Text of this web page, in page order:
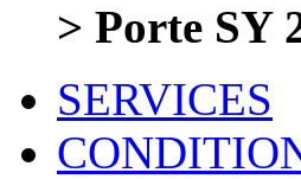
> Porte SY
SERVICES